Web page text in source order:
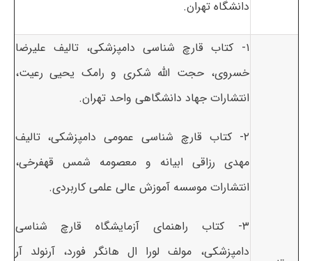
دانشگاه تهران.
۱- کتاب قارچ شناسی دامپزشکی، تالیف علیرضا
خسروی، حجت الله شکری و رامک یحیی رعیت،
انتشارات جهاد دانشگاهی واحد تهران.
۲- کتاب قارچ شناسی عمومی دامپزشکی، تالیف
مهدی رزاقی ابیانه و معصومه شمس قهفرخی،
انتشارات موسسه آموزش عالی علمی کاربردی.
۳- کتاب راهنمای آزمایشگاه قارچ شناسی
دامپزشکی، مولف لورا ال هانگر فورد، آرنولد آر